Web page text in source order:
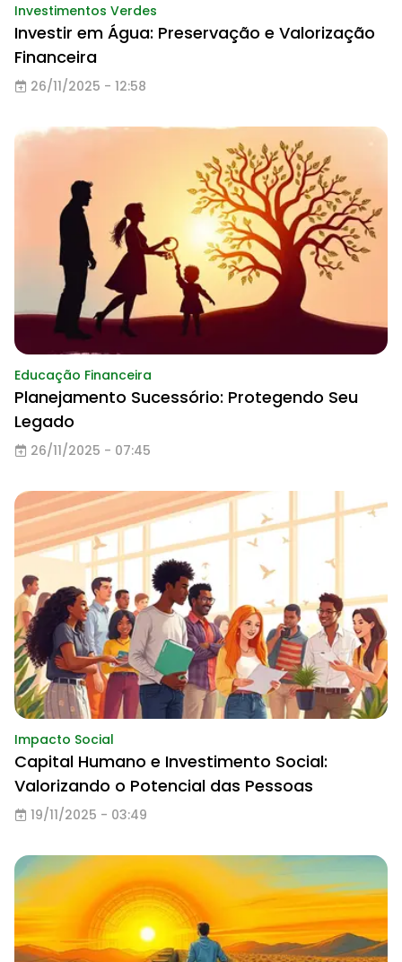
Investimentos Verdes
Investir em Água: Preservação e Valorização
Financeira
26/11/2025 - 12:58
Educação Financeira
Planejamento Sucessório: Protegendo Seu
Legado
26/11/2025 - 07:45
Impacto Social
Capital Humano e Investimento Social:
Valorizando o Potencial das Pessoas
19/11/2025 - 03:49